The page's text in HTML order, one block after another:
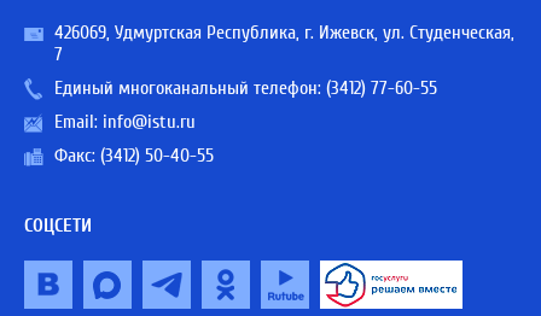
426069, Удмуртская Республика, г. Ижевск, ул. Студенческая,
7
Единый многоканальный телефон: (3412) 77-60-55
Email: info@istu.ru
Факс: (3412) 50-40-55
СОЦСЕТИ